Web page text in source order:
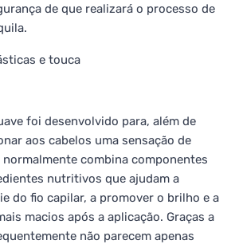
de que realizará o processo de
e touca
foi desenvolvido para, além de
aos cabelos uma sensação de
combina componentes
nutritivos que ajudam a
do fio capilar, a promover o brilho e a
macios após a aplicação. Graças a
não parecem apenas